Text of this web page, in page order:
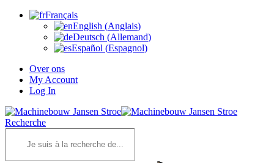
Français
English (Anglais)
Deutsch (Allemand)
Español (Espagnol)
Over ons
My Account
Log In
Recherche